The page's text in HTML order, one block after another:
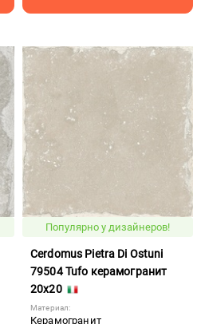
Популярно у дизайнеров!
Cerdomus Pietra Di Ostuni
79504 Tufo керамогранит
20x20
Материал:
Керамогранит